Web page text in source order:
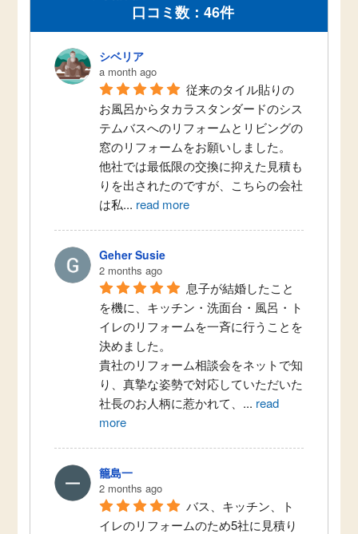
口コミ数：46件
シベリア
a month ago
従来のタイル貼りの
お風呂からタカラスタンダードのシス
テムバスへのリフォームとリビングの
窓のリフォームをお願いしました。
他社では最低限の交換に抑えた見積も
りを出されたのですが、こちらの会社
は私... read more
Geher Susie
2 months ago
息子が結婚したこと
を機に、キッチン・洗面台・風呂・ト
イレのリフォームを一斉に行うことを
決めました。
貴社のリフォーム相談会をネットで知
り、真摯な姿勢で対応していただいた
社長のお人柄に惹かれて、 ... read
more
籠島一
2 months ago
バス、キッチン、ト
イレのリフォームのため5社に見積り